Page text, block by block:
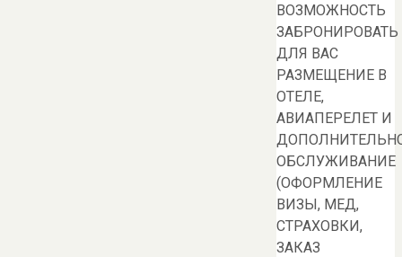
ВОЗМОЖНОСТЬ
ЗАБРОНИРОВАТЬ
ДЛЯ ВАС
РАЗМЕЩЕНИЕ В
ОТЕЛЕ,
АВИАПЕРЕЛЕТ И
ОБСЛУЖИВАНИЕ
(ОФОРМЛЕНИЕ
ВИЗЫ, МЕД,
СТРАХОВКИ,
ЗАКАЗ